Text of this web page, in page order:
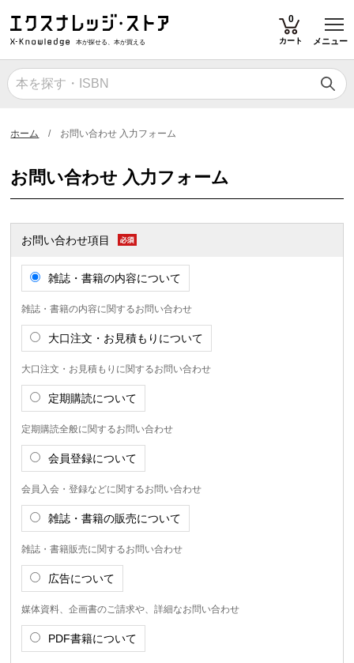
本が探せる、本が買える
0
カート メニュー
ホーム お問い合わせ 入力フォーム
お問い合わせ 入力フォーム
お問い合わせ項目
雑誌・書籍の内容について
雑誌・書籍の内容に関するお問い合わせ
大口注文・お見積もりについて
大口注文・お見積もりに関するお問い合わせ
定期購読について
定期購読全般に関するお問い合わせ
会員登録について
会員入会・登録などに関するお問い合わせ
雑誌・書籍の販売について
雑誌・書籍販売に関するお問い合わせ
広告について
媒体資料、企画書のご請求や、詳細なお問い合わせ
PDF書籍について